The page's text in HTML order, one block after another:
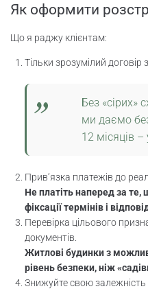
Як оформити
Що я раджу клієнтам:
Тільки зрозумілий договір
Без «сірих»
ми даємо
12 місяців –
Прив’язка платежів до
Не платіть наперед за те,
фіксації термінів і
Перевірка цільового
документів.
Житлові будинки з
рівень безпеки, ніж
Знижуйте свою залежність